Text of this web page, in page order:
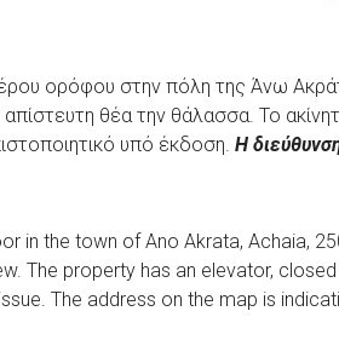
ορόφου στην πόλη της Άνω
θέα την θάλασσα. Το
υπό έκδοση. Η
in the town of Ano Akrata, Achaia,
The property has an elevator,
The address on the map is